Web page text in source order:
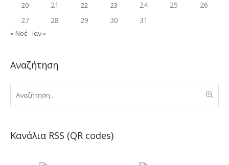
20 21 22 23 24 25
26
27
28 29 30 31
« Νοέ Ιαν »
Αναζήτηση
Κανάλια RSS (QR codes)